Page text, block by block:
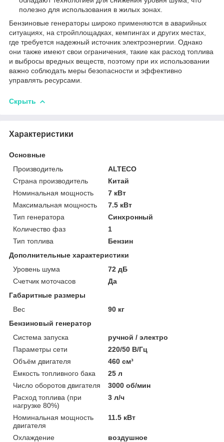
полезно для использования в жилых зонах.
Бензиновые генераторы широко применяются в аварийных
ситуациях, на стройплощадках, кемпингах и других местах,
где требуется надежный источник электроэнергии. Однако
они также имеют свои ограничения, такие как расход топлива
и выбросы вредных веществ, поэтому при их использовании
важно соблюдать меры безопасности и эффективно
управлять ресурсами.
Скрыть
Характеристики
Основные
Производитель
ALTECO
Страна производитель
Китай
Номинальная мощность
7 кВт
Максимальная мощность
7.5 кВт
Тип генератора
Синхронный
Количество фаз
1
Тип топлива
Бензин
Дополнительные характеристики
Уровень шума
72 дБ
Счетчик моточасов
Да
Габаритные размеры
Вес
90 кг
Бензиновый генератор
Система запуска
ручной / электро
Параметры сети
220/50 В/Гц
Объём двигателя
460 см³
Емкость топливного бака
25 л
Число оборотов двигателя
3000 об/мин
Расход топлива (при
нагрузке 80%)
3 л/ч
Номинальная мощность
двигателя
11.5 кВт
Охлаждение
воздушное